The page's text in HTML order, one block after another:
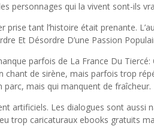
personnages qui la vivent sont-ils
prise tant l’histoire était prenante.
Et Désordre D’une Passion
parfois de La France Du
chant de sirène, mais parfois trop
mais qui manquent de fraîcheur.
artificiels. Les dialogues sont aussi
trop caricaturaux ebooks gratuits